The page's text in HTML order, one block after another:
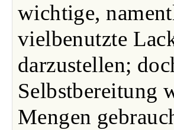
wichtige,
vielbenutzte
darzustellen;
Selbstbereitung
Mengen